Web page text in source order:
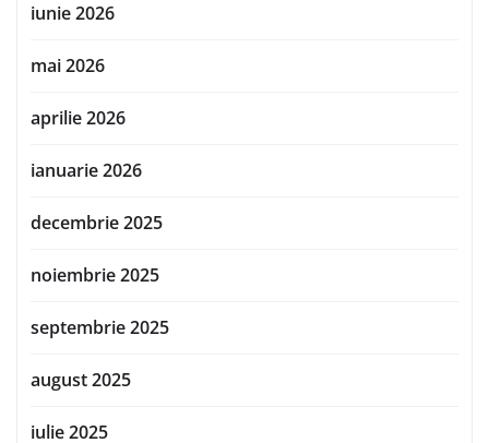
iunie 2026
mai 2026
aprilie 2026
ianuarie 2026
decembrie 2025
noiembrie 2025
septembrie 2025
august 2025
iulie 2025